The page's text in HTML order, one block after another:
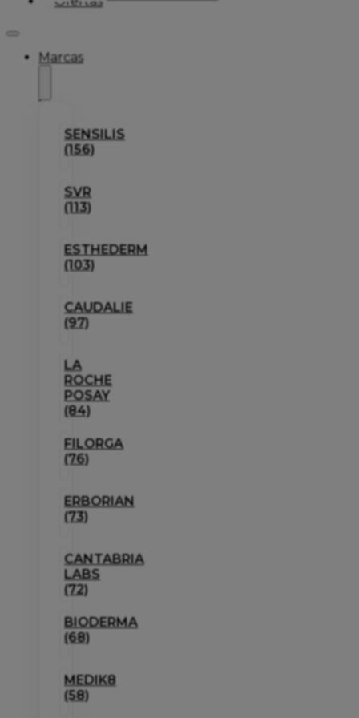
Marcas
SENSILIS
(156)
SVR
(113)
ESTHEDERM
(103)
CAUDALIE
(97)
LA
ROCHE
POSAY
(84)
FILORGA
(76)
ERBORIAN
(73)
CANTABRIA
LABS
(72)
BIODERMA
(68)
MEDIK8
(58)